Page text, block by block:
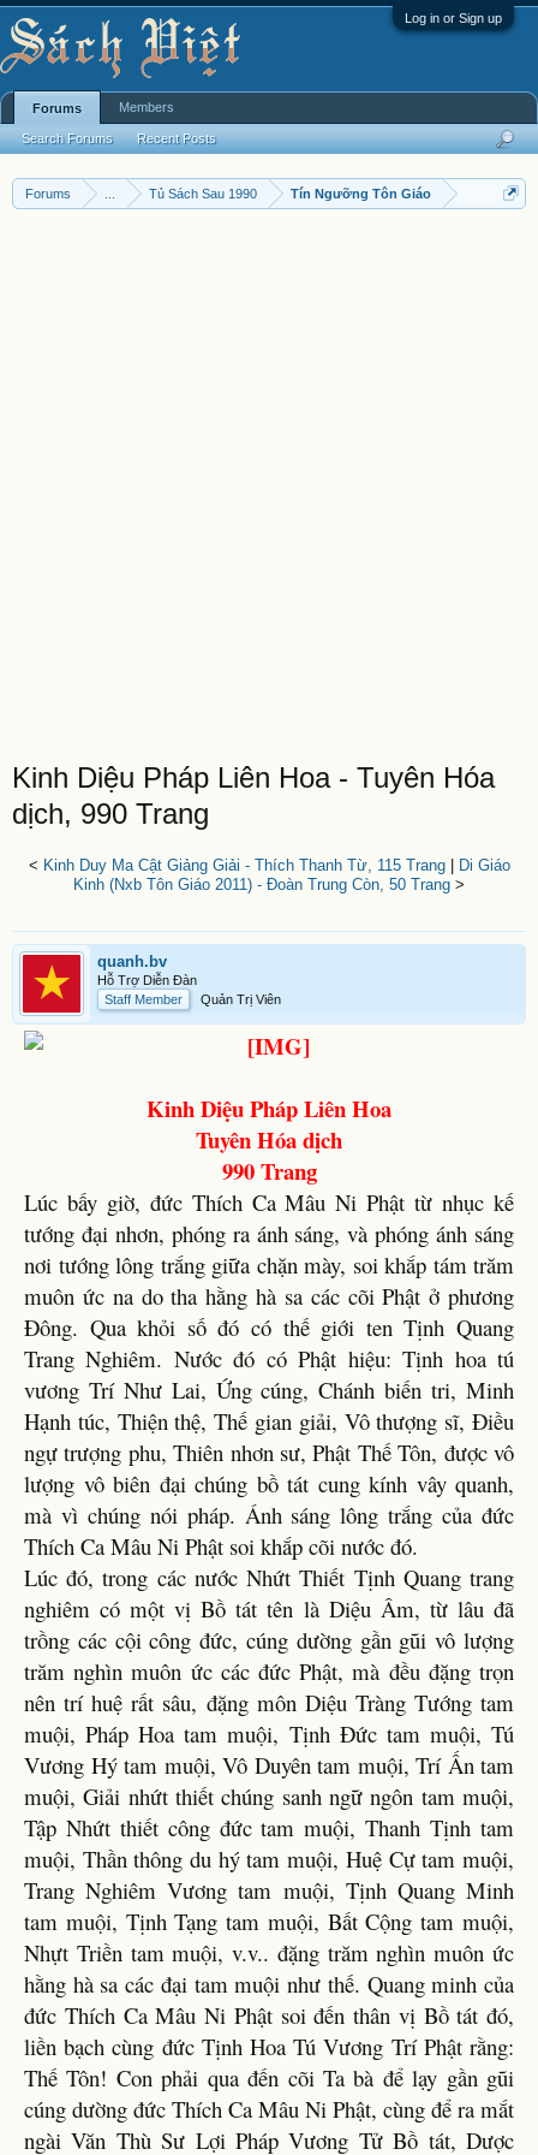
Log in or Sign up
Forums Tủ Sách Sau 1990 Tín Ngưỡng Tôn Giáo
Kinh Diệu Pháp Liên Hoa - Tuyên Hóa
dịch, 990 Trang
< Kinh Duy Ma Cật Giảng Giải - Thích Thanh Từ, 115 Trang|
Di Giáo
Kinh (Nxb Tôn Giáo 2011) - Đoàn Trung Còn, 50 Trang >
quanh.bv
Hỗ Trợ Diễn Đàn
Staff Member
Quản Trị Viên
Kinh Diệu Pháp Liên Hoa
Tuyên Hóa dịch
990 Trang
Lúc bấy giờ, đức Thích Ca Mâu Ni Phật từ nhục kế
tướng đại nhơn, phóng ra ánh sáng, và phóng ánh sáng
nơi tướng lông trắng giữa chặn mày, soi khắp tám trăm
muôn ức na do tha hằng hà sa các cõi Phật ở phương
Ðông. Qua khỏi số đó có thế giới ten Tịnh Quang
Trang Nghiêm. Nước đó có Phật hiệu: Tịnh hoa tú
vương Trí Như Lai, Ứng cúng, Chánh biến tri, Minh
Hạnh túc, Thiện thệ, Thế gian giải, Vô thượng sĩ, Ðiều
ngự trượng phu, Thiên nhơn sư, Phật Thế Tôn, được vô
lượng vô biên đại chúng bồ tát cung kính vây quanh,
mà vì chúng nói pháp. Ánh sáng lông trắng của đức
Thích Ca Mâu Ni Phật soi khắp cõi nước đó.
Lúc đó, trong các nước Nhứt Thiết Tịnh Quang trang
nghiêm có một vị Bồ tát tên là Diệu Âm, từ lâu đã
trồng các cội công đức, cúng dường gần gũi vô lượng
trăm nghìn muôn ức các đức Phật, mà đều đặng trọn
nên trí huệ rất sâu, đặng môn Diệu Tràng Tướng tam
muội, Pháp Hoa tam muội, Tịnh Ðức tam muội, Tú
Vương Hý tam muội, Vô Duyên tam muội, Trí Ấn tam
muội, Giải nhứt thiết chúng sanh ngữ ngôn tam muội,
Tập Nhứt thiết công đức tam muội, Thanh Tịnh tam
muội, Thần thông du hý tam muội, Huệ Cự tam muội,
Trang Nghiêm Vương tam muội, Tịnh Quang Minh
tam muội, Tịnh Tạng tam muội, Bất Cộng tam muội,
Nhựt Triền tam muội, v.v.. đặng trăm nghìn muôn ức
hằng hà sa các đại tam muội như thế. Quang minh của
đức Thích Ca Mâu Ni Phật soi đến thân vị Bồ tát đó,
liền bạch cùng đức Tịnh Hoa Tú Vương Trí Phật rằng:
Thế Tôn! Con phải qua đến cõi Ta bà để lạy gần gũi
cúng dường đức Thích Ca Mâu Ni Phật, cùng để ra mắt
ngài Văn Thù Sư Lợi Pháp Vương Tử Bồ tát, Dược
Forums
Search Forums Recent Posts
Members